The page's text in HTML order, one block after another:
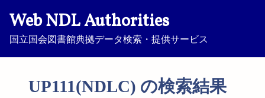
Web NDL Authorities
国立国会図書館典拠データ検索・提供サービス
UP111(NDLC) の検索結果